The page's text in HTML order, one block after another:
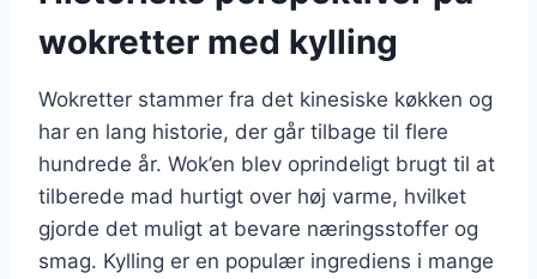
wokretter med kylling
Wokretter stammer fra det kinesiske køkken og
har en lang historie, der går tilbage til flere
hundrede år. Wok’en blev oprindeligt brugt til at
tilberede mad hurtigt over høj varme, hvilket
gjorde det muligt at bevare næringsstoffer og
smag. Kylling er en populær ingrediens i mange